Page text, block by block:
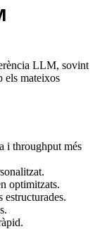
LLM, sovint
els mateixos
i throughput més
optimitzats.
estructurades.